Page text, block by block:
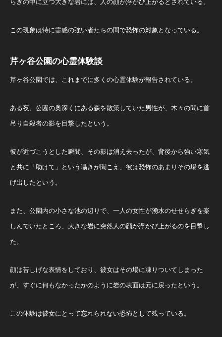
らぎの中に立つ大きな岩には、人の顔が浮かび上がるとされている。
この現象は特に霊感の強い者たちの間で恐怖の対象となっている。
芹ヶ谷公園の心霊体験談
芹ヶ谷公園では、これまでに多くの心霊体験が報告されている。
ある夜、公園の奥深くにある森を散策していた男性が、木々の間に首
吊り自殺者の影を目撃したという。
彼が近づこうとした瞬間、その影は消え去ったが、背後から強い寒気
と共に「助けて」という囁きが聞こえ、彼は恐怖のあまりその場を逃
げ出したという。
また、公園内の小さな池の辺りで、一人の女性が湧水のせせらぎを楽
しんでいたところ、大きな岩に突然人の顔が浮かび上がるのを目撃し
た。
顔は苦しげな表情をしており、彼女はその場に凍りついてしまった
が、すぐに何もなかったかのように岩の表面は元に戻ったという。
この体験は彼女にとって忘れられない恐怖として残っている。